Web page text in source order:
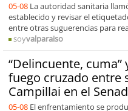
05-08 La autoridad sanitaria
establecido y revisar el
entre otras suguerencias para
soyvalparaiso
“Delincuente, cuma”
fuego cruzado entre
Campillai en el
05-08 El enfrentamiento se